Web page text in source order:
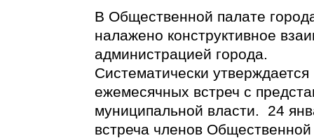
В Общественной палате
налажено конструктивное
администрацией города.
Систематически утверждается
ежемесячных встреч с
муниципальной власти. 24
встреча членов